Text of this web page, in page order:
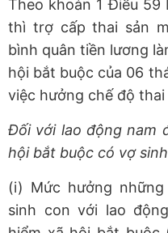
Theo khoản 1 Điều 59
thì trợ cấp thai sản
bình quân tiền lương
hội bắt buộc của 06
việc hưởng chế độ thai
Đối với lao động nam
hội bắt buộc có vợ
(i) Mức hưởng
sinh con với lao